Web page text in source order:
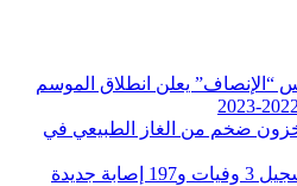
“الإنصاف” يعلن انطلاق الموسم
ضخم من الغاز الطبيعي في
تسجيل 3 وفيات و197 إصابة جديدة